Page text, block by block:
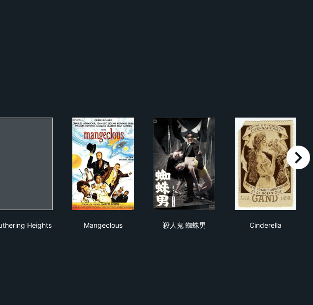
Heights
Mangeclous
殺人鬼 蜘蛛男
Cinderella
right